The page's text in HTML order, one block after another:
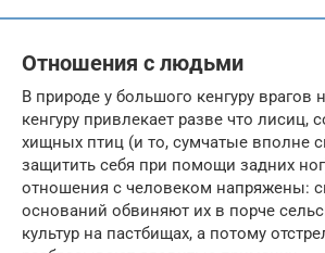
Отношения с людьми
В природе у большого кенгуру врагов
кенгуру привлекает разве что лисиц,
хищных птиц (и то, сумчатые вполне
защитить себя при помощи задних
отношения с человеком напряжены:
оснований обвиняют их в порче
культур на пастбищах, а потому